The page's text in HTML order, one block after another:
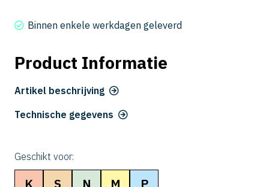
aantalBinnen enkele werkdagen geleverd
Product Informatie
Artikel beschrijving
Technische gegevens
Geschikt voor: